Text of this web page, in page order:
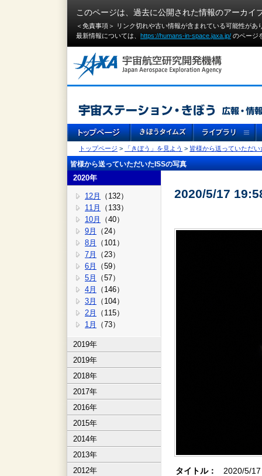
このページは、過去に公開された情報のアーカイ
＜免責事項＞ リンク切れや古い情報が含まれている可能性が
最新情報については、 https://humans-in-space.jaxa.jp/ のページ
トップページ > 「きぼう」を見よう > 皆様から送っていただい
皆様から送っていただいたISSの写真
2020年
12月
（132）
11月
（133）
10月
（40）
9月
（24）
8月
（101）
7月
（23）
6月
（59）
5月
（57）
4月
（146）
3月
（104）
2月
（115）
1月
（73）
2019年
2019年
2018年
2017年
2016年
2015年
2014年
2013年
2012年
2020/5/17
タイトル：
2020/5/